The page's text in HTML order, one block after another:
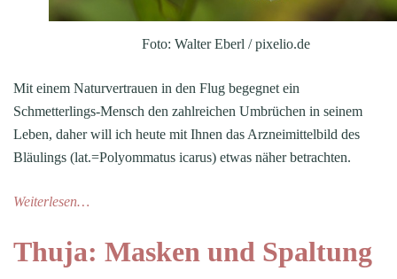
Foto: Walter Eberl / pixelio.de
Mit einem Naturvertrauen in den Flug begegnet ein
Schmetterlings-Mensch den zahlreichen Umbrüchen in seinem
Leben, daher will ich heute mit Ihnen das Arzneimittelbild des
Bläulings (lat.=Polyommatus icarus) etwas näher betrachten.
Weiterlesen…
Thuja: Masken und Spaltung